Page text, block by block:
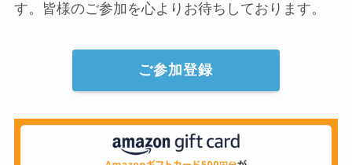
す。皆様のご参加を心よりお待ちしております。
ご参加登録